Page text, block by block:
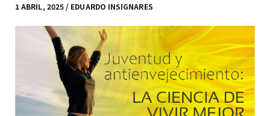
1 ABRIL, 2025 / EDUARDO INSIGNARES